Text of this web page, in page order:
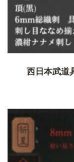
西日本武